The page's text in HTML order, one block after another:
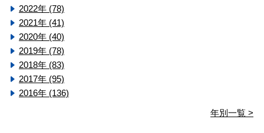
2022年 (78)
2021年 (41)
2020年 (40)
2019年 (78)
2018年 (83)
2017年 (95)
2016年 (136)
年別一覧 >